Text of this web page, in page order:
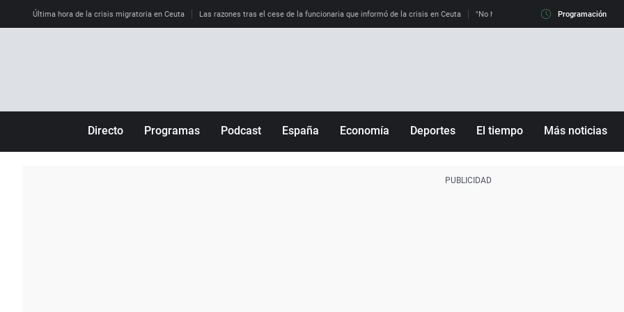
Última hora de la crisis migratoria en Ceuta Las razones tras el cese de la funcionaria que informó de la crisis en Ceuta "No hay mafias, que no nos engañen":
Programación
Directo Programas Podcast España Economía Deportes El tiempo Más noticias